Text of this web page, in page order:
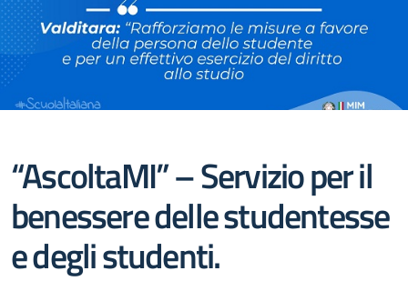
“AscoltaMI” – Servizio per il
benessere delle studentesse
e degli studenti.